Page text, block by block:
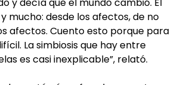
mucho: desde los afectos, de no
afectos. Cuento esto porque para
La simbiosis que hay entre
es casi inexplicable”, relató.